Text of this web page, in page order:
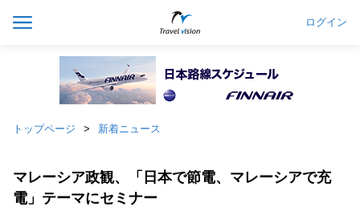
ログイン
トップページ 新着ニュース
マレーシア政観、「日本で節電、マレーシアで充
電」テーマにセミナー